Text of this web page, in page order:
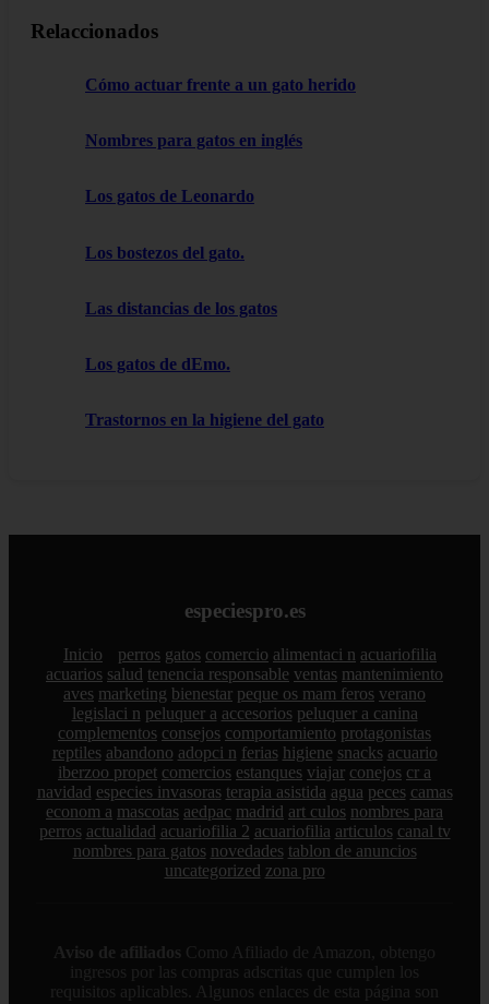
Relaccionados
Cómo actuar frente a un gato herido
Nombres para gatos en inglés
Los gatos de Leonardo
Los bostezos del gato.
Las distancias de los gatos
Los gatos de dEmo.
Trastornos en la higiene del gato
especiespro.es
Inicio perros gatos comercio alimentaci n acuariofilia
acuarios salud tenencia responsable ventas mantenimiento
aves marketing bienestar peque os mam feros verano
legislaci n peluquer a accesorios peluquer a canina
complementos consejos comportamiento protagonistas
reptiles abandono adopci n ferias higiene snacks acuario
iberzoo propet comercios estanques viajar conejos cr a
navidad especies invasoras terapia asistida agua peces camas
econom a mascotas aedpac madrid art culos nombres para
perros actualidad acuariofilia 2 acuariofilia articulos canal tv
nombres para gatos novedades tablon de anuncios
uncategorized zona pro
Aviso de afiliados Como Afiliado de Amazon, obtengo
ingresos por las compras adscritas que cumplen los
requisitos aplicables. Algunos enlaces de esta página son